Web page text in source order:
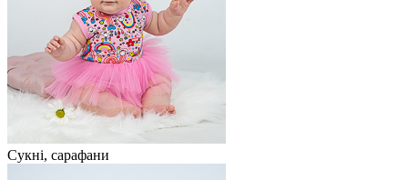
Сукні, сарафани